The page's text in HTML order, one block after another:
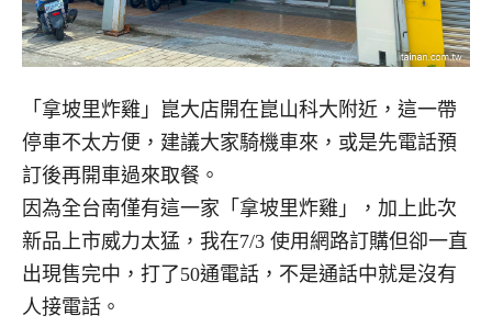
「拿坡里炸雞」崑大店開在崑山科大附近，這一帶
停車不太方便，建議大家騎機車來，或是先電話預
訂後再開車過來取餐。
因為全台南僅有這一家「拿坡里炸雞」，加上此次
新品上市威力太猛，我在7/3 使用網路訂購但卻一直
出現售完中，打了50通電話，不是通話中就是沒有
人接電話。